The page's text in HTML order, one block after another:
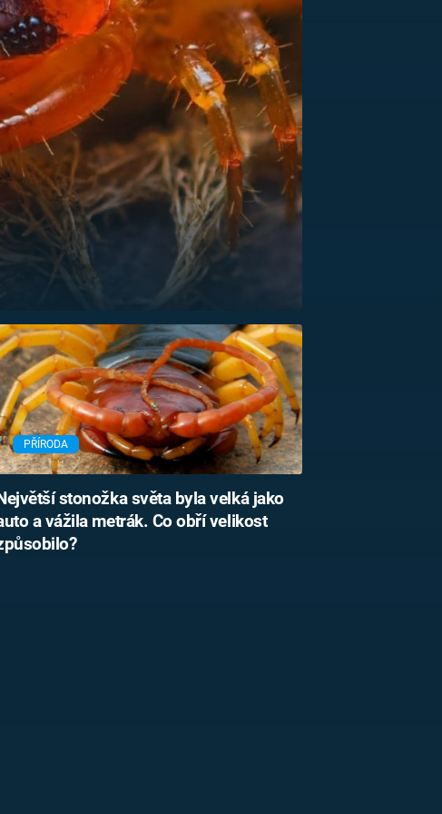
VERSUS
ILUZE A
PŘÍRODA
Největší stonožka světa byla velká jako
a vážila metrák. Co obří velikost